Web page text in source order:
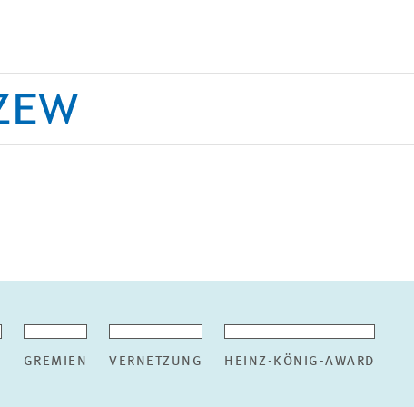
GREMIEN VERNETZUNG HEINZ-KÖNIG-AWARD